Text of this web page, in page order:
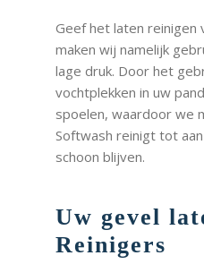
Geef het laten reinigen
maken wij namelijk
lage druk. Door het
vochtplekken in uw
spoelen, waardoor we
Softwash reinigt tot
schoon blijven.
Uw gevel
Reinigers